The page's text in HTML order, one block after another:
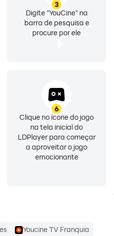
o LDPlayer oferece
de tela e gravação
capture momentos
proporciona uma
completa, com uma tela
e desempenho
e séries em uma tela
de conta e
do LDPlayer.
3
Digite "YouCine" na
barra de pesquisa e
procure por ele
6
Clique no ícone do jogo
na tela inicial do
LDPlayer para começar
a aproveitar o jogo
emocionante
Youcine TV Franquia